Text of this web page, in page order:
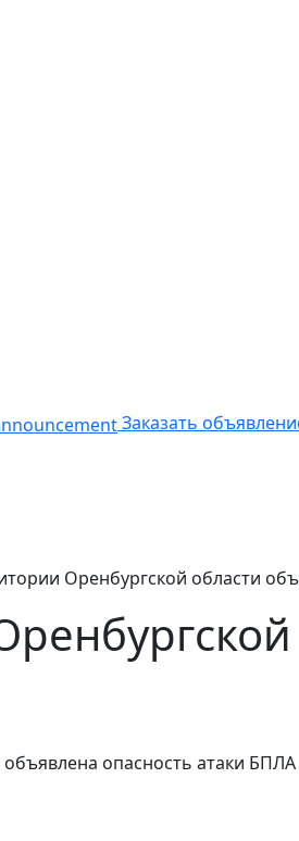
Заказать
Оренбургской области